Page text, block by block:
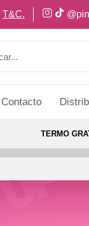
T&C.
Contacto
TERMO